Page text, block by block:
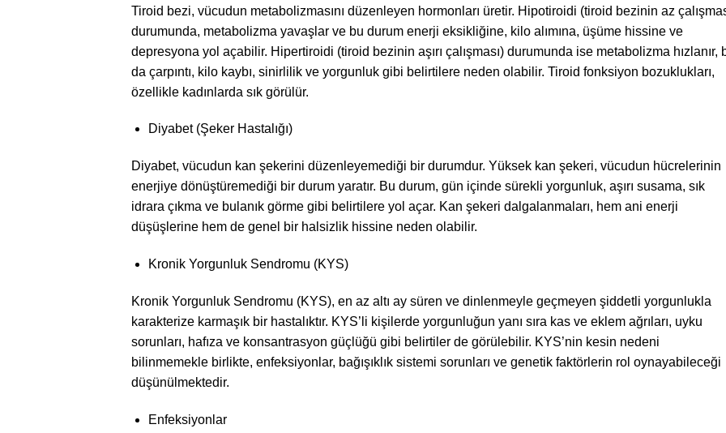
Tiroid bezi, vücudun metabolizmasını düzenleyen hormonları üretir. Hipotiroidi (tiroid bezinin az
durumunda, metabolizma yavaşlar ve bu durum enerji eksikliğine, kilo alımına, üşüme hissine ve
depresyona yol açabilir. Hipertiroidi (tiroid bezinin aşırı çalışması) durumunda ise metabolizma hızlanır,
da çarpıntı, kilo kaybı, sinirlilik ve yorgunluk gibi belirtilere neden olabilir. Tiroid fonksiyon bozuklukları,
özellikle kadınlarda sık görülür.
Diyabet (Şeker Hastalığı)
Diyabet, vücudun kan şekerini düzenleyemediği bir durumdur. Yüksek kan şekeri, vücudun hücrelerinin
enerjiye dönüştüremediği bir durum yaratır. Bu durum, gün içinde sürekli yorgunluk, aşırı susama, sık
idrara çıkma ve bulanık görme gibi belirtilere yol açar. Kan şekeri dalgalanmaları, hem ani enerji
düşüşlerine hem de genel bir halsizlik hissine neden olabilir.
Kronik Yorgunluk Sendromu (KYS)
Kronik Yorgunluk Sendromu (KYS), en az altı ay süren ve dinlenmeyle geçmeyen şiddetli yorgunlukla
karakterize karmaşık bir hastalıktır. KYS’li kişilerde yorgunluğun yanı sıra kas ve eklem ağrıları, uyku
sorunları, hafıza ve konsantrasyon güçlüğü gibi belirtiler de görülebilir. KYS’nin kesin nedeni
bilinmemekle birlikte, enfeksiyonlar, bağışıklık sistemi sorunları ve genetik faktörlerin rol oynayabileceği
düşünülmektedir.
Enfeksiyonlar